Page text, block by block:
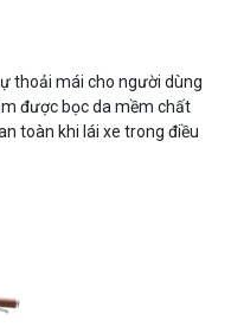
thoải mái cho người dùng
được bọc da mềm chất
toàn khi lái xe trong điều